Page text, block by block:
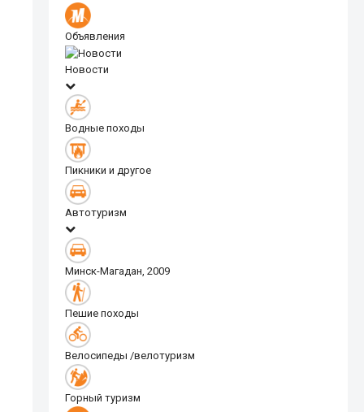
Объявления
Новости
Водные походы
Пикники и другое
Автотуризм
Минск-Магадан, 2009
Пешие походы
Велосипеды /велотуризм
Горный туризм